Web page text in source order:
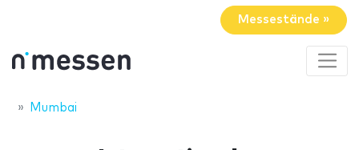
Messestände »
Mumbai